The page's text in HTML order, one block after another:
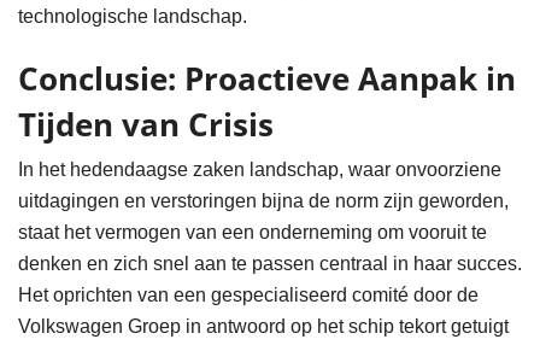
technologische landschap.
Conclusie: Proactieve Aanpak in
Tijden van Crisis
In het hedendaagse zaken landschap, waar onvoorziene
uitdagingen en verstoringen bijna de norm zijn geworden,
staat het vermogen van een onderneming om vooruit te
denken en zich snel aan te passen centraal in haar succes.
Het oprichten van een gespecialiseerd comité door de
Volkswagen Groep in antwoord op het schip tekort getuigt